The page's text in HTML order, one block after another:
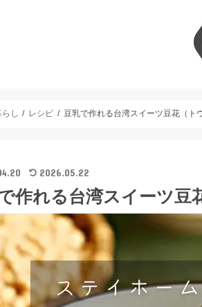
らし レシピ 豆乳で作れる台湾スイーツ豆花（ト
2026.05.22
作れる台湾スイーツ豆